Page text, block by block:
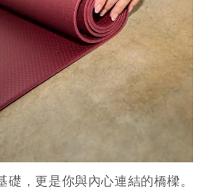
礎，更是你與內心連結的橋樑。